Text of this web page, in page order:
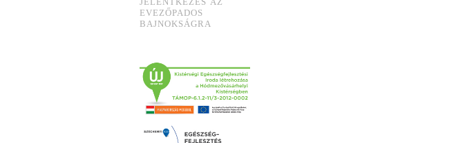
JELENTKEZÉS AZ
EVEZŐPADOS
BAJNOKSÁGRA